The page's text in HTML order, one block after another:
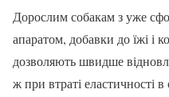
Дорослим собакам з уже
апаратом, добавки до їжі і
дозволяють швидше
ж при втраті еластичності в